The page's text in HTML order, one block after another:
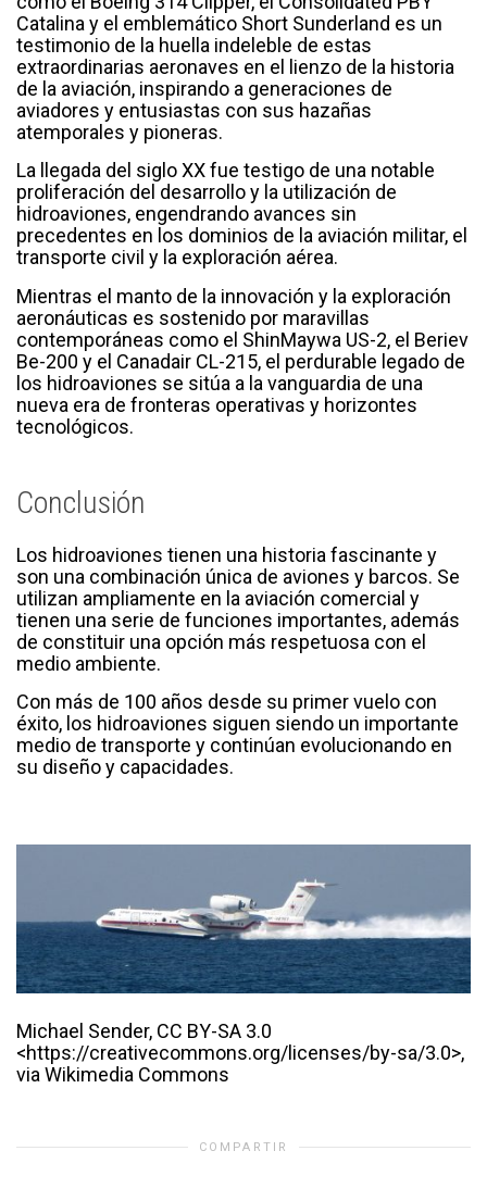
Catalina y el emblemático Short Sunderland es un
testimonio de la huella indeleble de estas
extraordinarias aeronaves en el lienzo de la historia
de la aviación, inspirando a generaciones de
aviadores y entusiastas con sus hazañas
atemporales y pioneras.
La llegada del siglo XX fue testigo de una notable
proliferación del desarrollo y la utilización de
hidroaviones, engendrando avances sin
precedentes en los dominios de la aviación militar, el
transporte civil y la exploración aérea.
Mientras el manto de la innovación y la exploración
aeronáuticas es sostenido por maravillas
contemporáneas como el ShinMaywa US-2, el Beriev
Be-200 y el Canadair CL-215, el perdurable legado de
los hidroaviones se sitúa a la vanguardia de una
nueva era de fronteras operativas y horizontes
tecnológicos.
Conclusión
Los hidroaviones tienen una historia fascinante y
son una combinación única de aviones y barcos. Se
utilizan ampliamente en la aviación comercial y
tienen una serie de funciones importantes, además
de constituir una opción más respetuosa con el
medio ambiente.
Con más de 100 años desde su primer vuelo con
éxito, los hidroaviones siguen siendo un importante
medio de transporte y continúan evolucionando en
su diseño y capacidades.
Michael Sender, CC BY-SA 3.0
<https://creativecommons.org/licenses/by-sa/3.0>,
via Wikimedia Commons
COMPARTIR